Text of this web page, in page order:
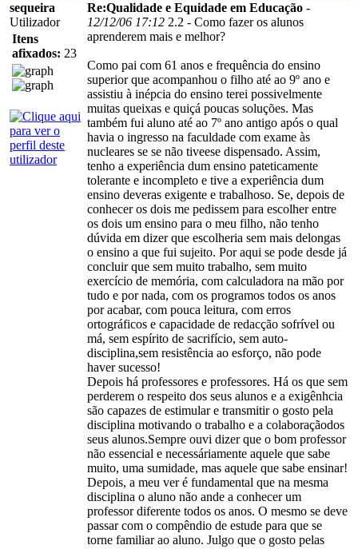
sequeira
Utilizador
Itens
afixados: 23
Re:Qualidade e Equidade em Educação -
12/12/06 17:12 2.2 - Como fazer os alunos
aprenderem mais e melhor?
Como pai com 61 anos e frequência do ensino
superior que acompanhou o filho até ao 9º ano e
assistiu à inépcia do ensino terei possivelmente
muitas queixas e quiçá poucas soluções. Mas
também fui aluno até ao 7º ano antigo após o qual
havia o ingresso na faculdade com exame às
nucleares se se não tiveese dispensado. Assim,
tenho a experiência dum ensino pateticamente
tolerante e incompleto e tive a experiência dum
ensino deveras exigente e trabalhoso. Se, depois de
conhecer os dois me pedissem para escolher entre
os dois um ensino para o meu filho, não tenho
dúvida em dizer que escolheria sem mais delongas
o ensino a que fui sujeito. Por aqui se pode desde já
concluir que sem muito trabalho, sem muito
exercício de memória, com calculadora na mão por
tudo e por nada, com os programos todos os anos
por acabar, com pouca leitura, com erros
ortográficos e capacidade de redacção sofrível ou
má, sem espírito de sacrifício, sem auto-
disciplina,sem resistência ao esforço, não pode
haver sucesso!
Depois há professores e professores. Há os que sem
perderem o respeito dos seus alunos e a exigênhcia
são capazes de estimular e transmitir o gosto pela
disciplina motivando o trabalho e a colaboraçãodos
seus alunos.Sempre ouvi dizer que o bom professor
não essencial e necessáriamente aquele que sabe
muito, uma sumidade, mas aquele que sabe ensinar!
Depois, a meu ver é fundamental que na mesma
disciplina o aluno não ande a conhecer um
professor diferente todos os anos. O mesmo se deve
passar com o compêndio de estude para que se
torne familiar ao aluno. Julgo que o gosto pelas